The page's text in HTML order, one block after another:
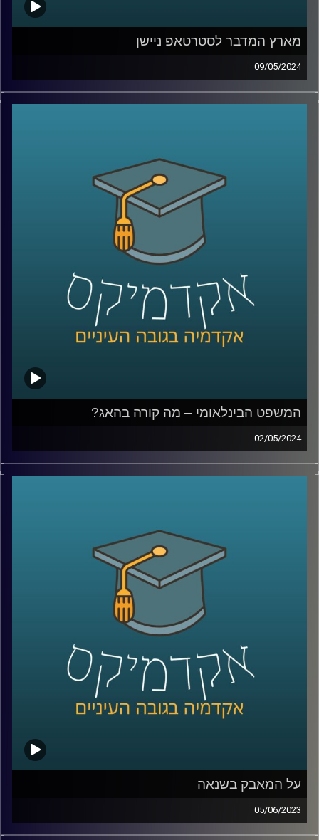
מארץ המדבר לסטרטאפ ניישן
09/05/2024
שממה חרבה, ענייה ועלובה, ככה תיאר את מדינת ישראל מארק
טווין לפני 150 שנה.
בעולם.למרות אנחנו נמצאים באמצע המדבר המזרח תיכוני,
כשסביבנו לא מעט אויבים שרוצים בהיעלמותנו. ולמרות זאת,
צמחה לה מדינה מערבית לתפארת, אז איך זה קרה? ואיזה
מושגים כלכליים כדאי לכל אחד מאיתנו לדעת
אז איתנו כאן בפרק של היום ד״ר יעל הדס ראשת התכניות
לכלכלה בבית הספר הבינלאומי באוניברסיטת רייכמן.
קרדיט תמונות:AudioVersity
המשפט הבינלאומי – מה קורה בהאג?
02/05/2024
במשך שנים ישראל טענה כי לבית הדין הבינלאומי אין סמכות
לדון בסכסוך הישראלי־פלסטיני, אך כפי שאנחנו יודעים
לישראל ואילו הזדמנויות יש לנו בעת הזו?
כדי לשפוך אור על המצב בהאג הצטרפה אלינו ד"ר דנה וולף,
ראשת חטיבת משפט וביטחון בבית הספר לאודר לממשל,
דיפלומטיה ואסטרטגיה.
AudioVersity
על המאבק בשנאה
05/06/2023
בשנים האחרונות, בעקבות עלייתן של הרשתות החברתיות